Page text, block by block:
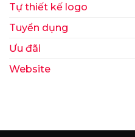
Tự thiết kế logo
Tuyển dụng
Ưu đãi
Website